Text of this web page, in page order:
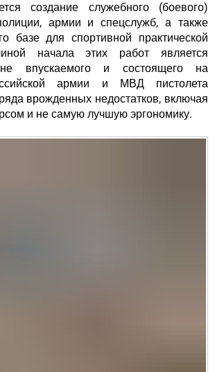
создание служебного (боевого)
армии и спецслужб, а также
базе для спортивной практической
начала этих работ является
впускаемого и состоящего на
армии и МВД пистолета
врожденных недостатков, включая
и не самую лучшую эргономику.